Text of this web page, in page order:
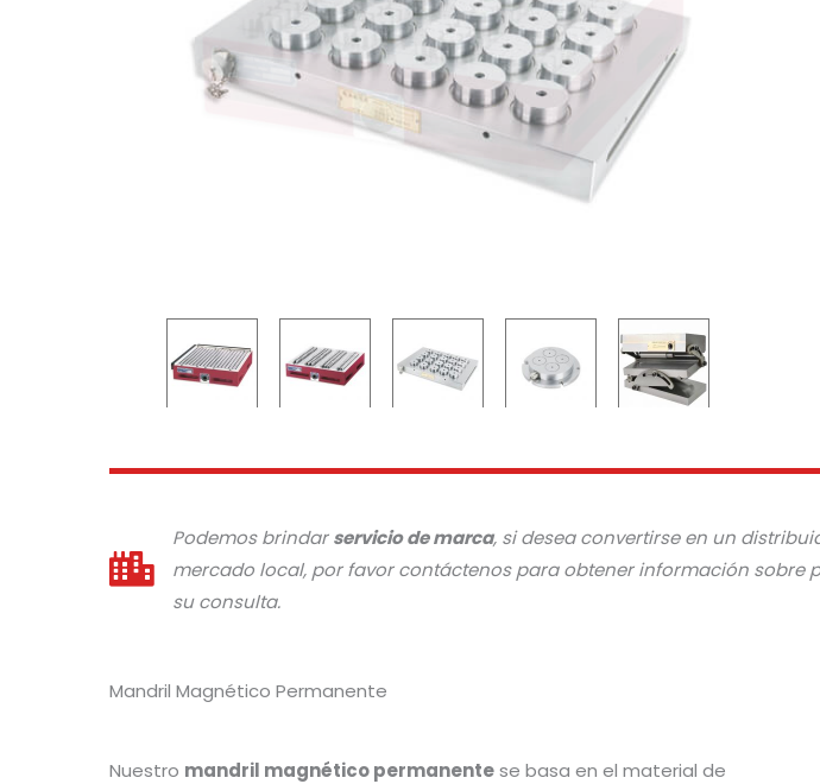
Podemos brindarservicio de marca, si desea convertirse en un
mercado local, por favor contáctenos para obtener información
su consulta.
Mandril Magnético Permanente
Nuestro mandril magnético permanentese basa en el material de